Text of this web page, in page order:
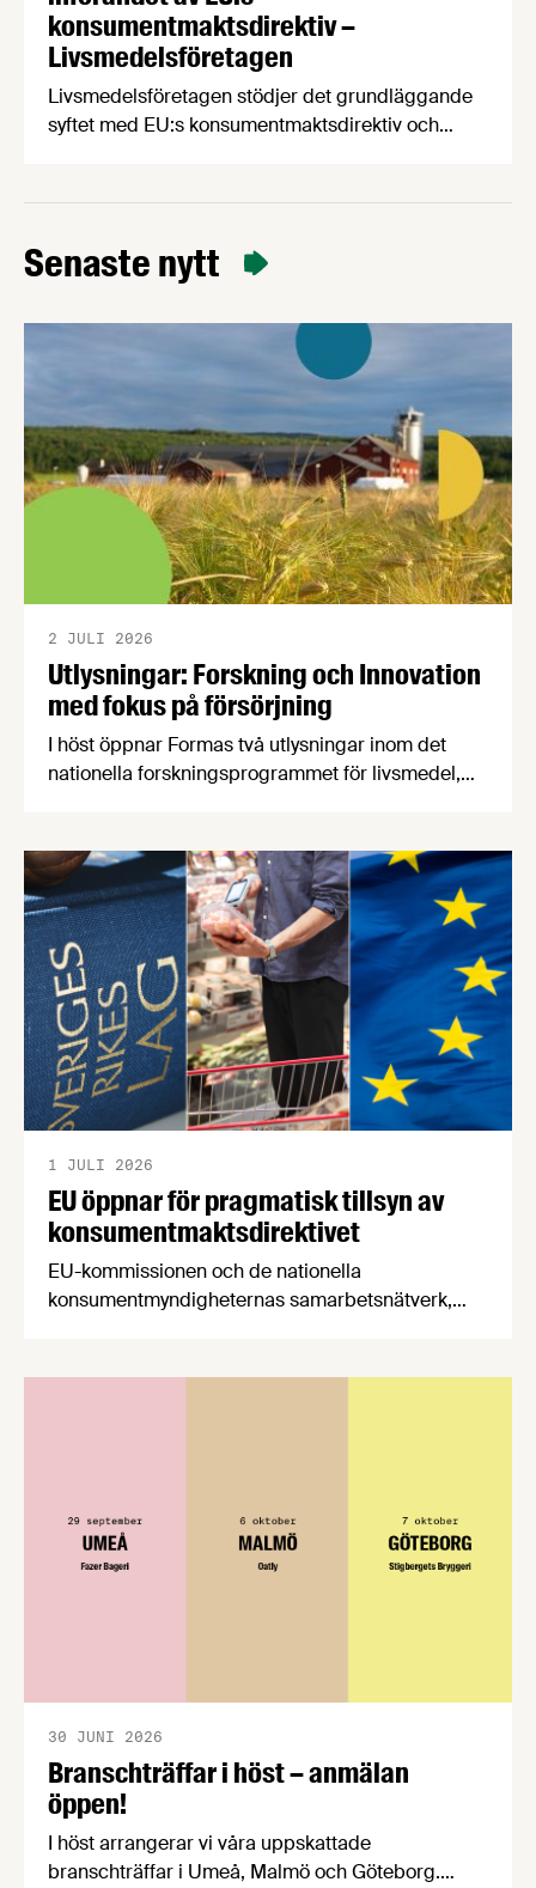
konsumentmaktsdirektiv –
Livsmedelsföretagen
Livsmedelsföretagen stödjer det grundläggande
syftet med EU:s konsumentmaktsdirektiv och
upprepade möten vägrar Regeringskansliet och
kring övergångsregler. Därför ger
till medlemsföretagen.
Senaste nytt
Utlysningar: Forskning och Innovation
med fokus på försörjning
2 JULI 2026
I höst öppnar Formas två utlysningar inom det
nationella forskningsprogrammet för livsmedel,
en motståndskraftig livsmedelsförsörjning", och
båda syftar till att bana väg för innovationer som
stärker Sveriges livsmedelsförsörjning.
EU öppnar för pragmatisk tillsyn av
konsumentmaktsdirektivet
1 JULI 2026
EU-kommissionen och de nationella
konsumentmyndigheternas samarbetsnätverk,
Branschträffar i höst – anmälan
öppen!
30 JUNI 2026
I höst arrangerar vi våra uppskattade
branschträffar i Umeå, Malmö och Göteborg.